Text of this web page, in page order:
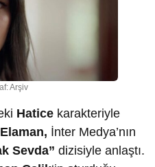
Arşiv
Hatice karakteriyle
İnter Medya’nın
Sevda” dizisiyle anlaştı.